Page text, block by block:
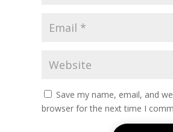
Save my name, email, and
browser for the next time I